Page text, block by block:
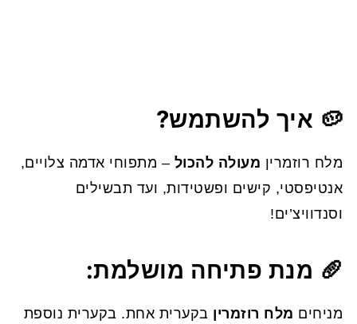
🥔 איך להשתמש?
מלח רוזמרין מעולה להכול – מתפוחי אדמה צלויים,
אנטיפסטי, קישים ופשטידות, ועד תבשילים
וסנדוויצ’ים!
🥖 מנת פתיחה מושלמת:
מניחים מלח רוזמרין בקערית אחת. בקערית נוספת